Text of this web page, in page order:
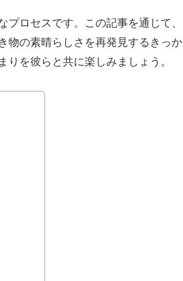
ロセスです。この記事を通じて、
物の素晴らしさを再発見するきっか
を彼らと共に楽しみましょう。